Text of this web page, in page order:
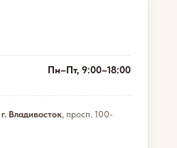
Пн–Пт, 9:00–18:00
г. Владивосток, просп. 100-